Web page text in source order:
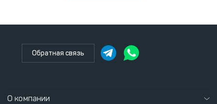
Обратная связь
О компании